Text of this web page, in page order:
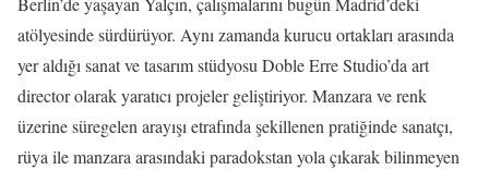
atölyesinde sürdürüyor. Aynı zamanda kurucu ortakları arasında
yer aldığı sanat ve tasarım stüdyosu Doble Erre Studio’da art
director olarak yaratıcı projeler geliştiriyor. Manzara ve renk
üzerine süregelen arayışı etrafında şekillenen pratiğinde sanatçı,
rüya ile manzara arasındaki paradokstan yola çıkarak bilinmeyen